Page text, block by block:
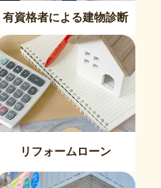
有資格者による建物診断
リフォームローン